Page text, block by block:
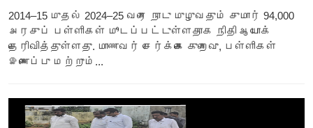
2014–15 முதல் 2024–25 வரை நாடு முழுவதும் சுமார் 94,000
அரசுப் பள்ளிகள் மூடப்பட்டுள்ளதாக நிதி ஆயோக்
தெரிவித்துள்ளது. மாணவர் சேர்க்கை குறைவு, பள்ளிகள்
இணைப்பு மற்றும்...